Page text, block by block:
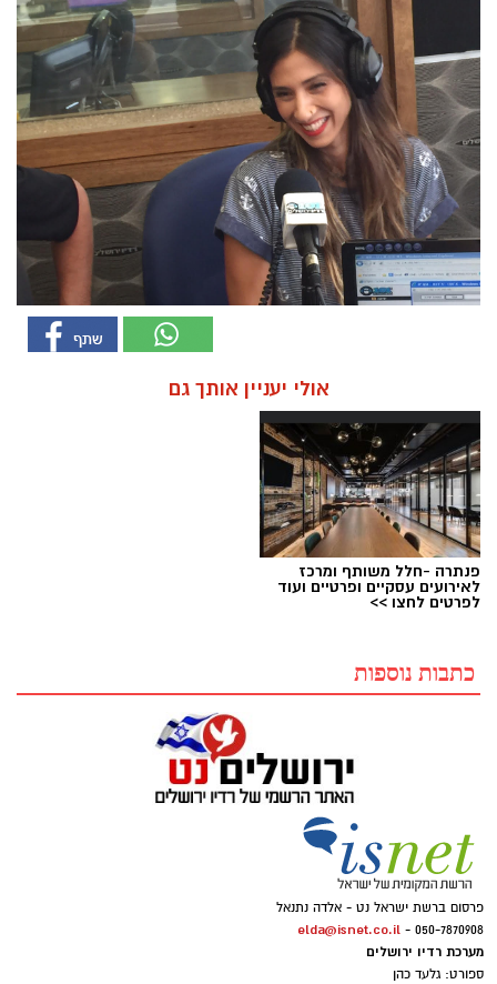
אולי יעניין אותך גם
פנתרה -חלל משותף ומרכז
לאירועים עסקיים ופרטיים ועוד
לפרטים לחצו >>
כתבות נוספות
פרסום ברשת ישראל נט - אלדה נתנאל
050-7870908 -
elda@isnet.co.il
מערכת רדיו ירושלים
ספורט: גלעד כהן